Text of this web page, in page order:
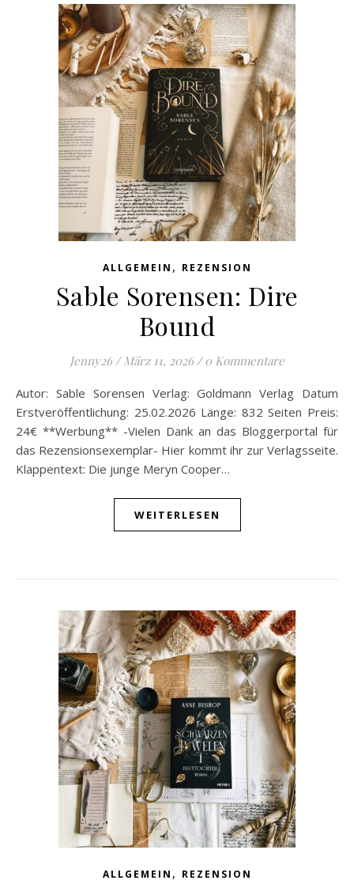
ALLGEMEIN , REZENSION
Sable Sorensen: Dire
Bound
Jenny26 / März 11, 2026 / 0 Kommentare
Autor: Sable Sorensen Verlag: Goldmann Verlag Datum
Erstveröffentlichung: 25.02.2026 Länge: 832 Seiten Preis:
24€ **Werbung** -Vielen Dank an das Bloggerportal für
das Rezensionsexemplar- Hier kommt ihr zur Verlagsseite.
Klappentext: Die junge Meryn Cooper…
WEITERLESEN
ALLGEMEIN , REZENSION